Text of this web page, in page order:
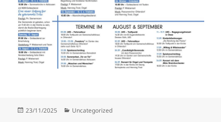
Veröffentlicht
23/11/2025 Kategorien
Uncategorized